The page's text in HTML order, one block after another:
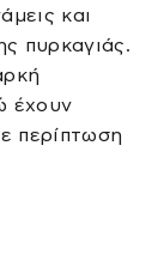
και
πυρκαγιάς.
έχουν
περίπτωση